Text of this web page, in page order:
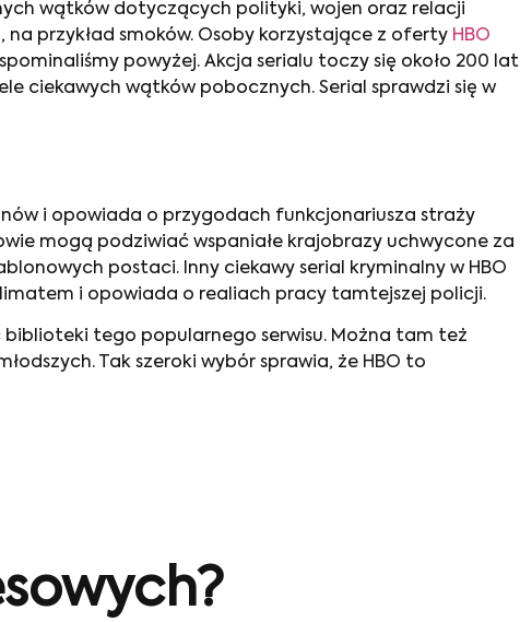
wątków dotyczących polityki, wojen oraz relacji
przykład smoków. Osoby korzystające z oferty HBO
powyżej. Akcja serialu toczy się około 200 lat
ciekawych wątków pobocznych. Serial sprawdzi się w
i opowiada o przygodach funkcjonariusza straży
mogą podziwiać wspaniałe krajobrazy uchwycone za
postaci. Inny ciekawy serial kryminalny w HBO
i opowiada o realiach pracy tamtejszej policji.
tego popularnego serwisu. Można tam też
Tak szeroki wybór sprawia, że HBO to